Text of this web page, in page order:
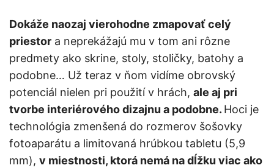
Dokáže naozaj vierohodne zmapovať celý
priestor a neprekážajú mu v tom ani rôzne
predmety ako skrine, stoly, stoličky, batohy a
podobne… Už teraz v ňom vidíme obrovský
potenciál nielen pri použití v hrách, ale aj pri
tvorbe interiérového dizajnu a podobne. Hoci je
technológia zmenšená do rozmerov šošovky
fotoaparátu a limitovaná hrúbkou tabletu (5,9
mm), v miestnosti, ktorá nemá na dĺžku viac ako